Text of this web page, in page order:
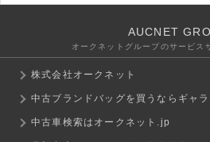
AUCNET
オークネットグループのサービス
株式会社オークネット
中古ブランドバッグを買うならギャ
中古車検索はオークネット.jp